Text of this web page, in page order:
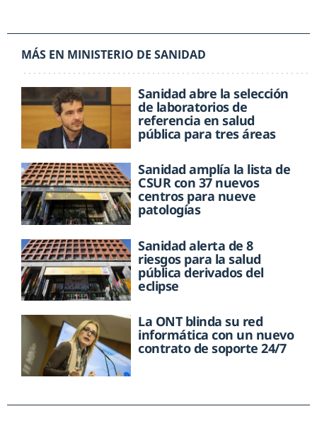
MÁS EN MINISTERIO DE SANIDAD
Sanidad abre la selección
de laboratorios de
referencia en salud
pública para tres áreas
Sanidad amplía la lista de
CSUR con 37 nuevos
centros para nueve
patologías
Sanidad alerta de 8
riesgos para la salud
pública derivados del
eclipse
La ONT blinda su red
informática con un nuevo
contrato de soporte 24/7